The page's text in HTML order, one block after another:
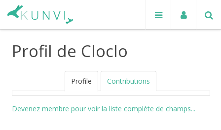
Profil de Cloclo
Profile Contributions
Devenez membre pour voir la liste complète de champs...